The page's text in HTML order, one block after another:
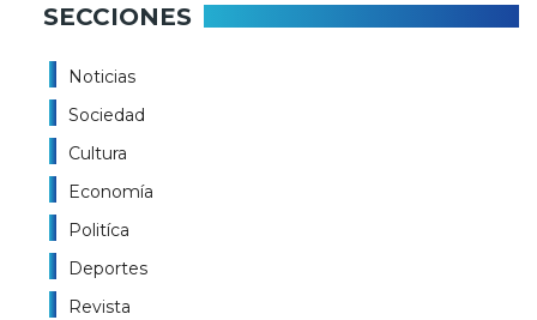
SECCIONES
Noticias
Sociedad
Cultura
Economía
Politíca
Deportes
Revista